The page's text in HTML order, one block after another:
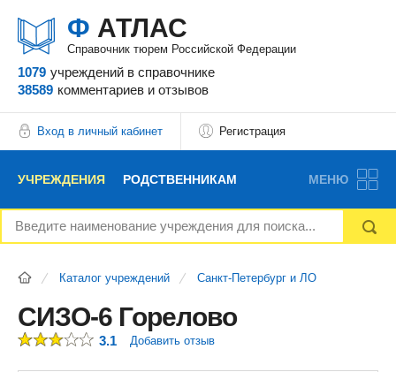
Ф АТЛАС
Справочник тюрем Российской Федерации
1079 учреждений в справочнике
38589 комментариев и отзывов
Вход в личный кабинет Регистрация
УЧРЕЖДЕНИЯ РОДСТВЕННИКАМ
НОВОСТИ БЛОГ АДВОКАТЫ
РЕКЛАМОДАТЕЛЯМ
МЕНЮ
Каталог учреждений Санкт-Петербург и ЛО
СИЗО-6 Горелово
3.1 Добавить отзыв